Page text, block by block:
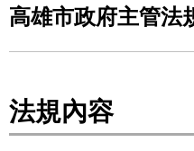
高雄市政府主管法
法規內容